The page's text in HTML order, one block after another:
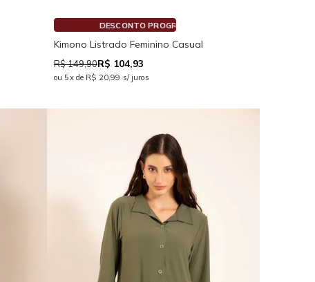
DESCONTO PROGRESSIVO
Kimono Listrado Feminino Casual
R$ 149,90R$ 104,93
ou 5x de R$ 20,99 s/ juros